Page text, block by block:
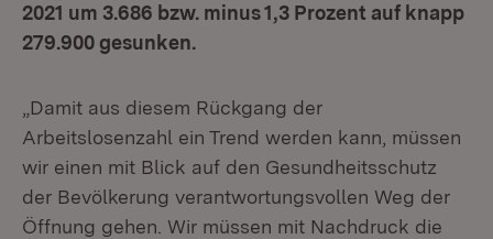
2021 um 3.686 bzw. minus 1,3 Prozent auf knapp
279.900 gesunken.
„Damit aus diesem Rückgang der
Arbeitslosenzahl ein Trend werden kann, müssen
wir einen mit Blick auf den Gesundheitsschutz
der Bevölkerung verantwortungsvollen Weg der
Öffnung gehen. Wir müssen mit Nachdruck die